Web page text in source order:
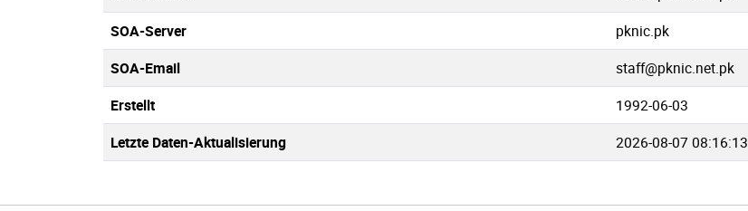
SOA-Server
pknic.pk
SOA-Email
staff@pknic.net.pk
Erstellt
1992-06-03
Letzte Daten-Aktualisierung
2026-08-07 08:16:13